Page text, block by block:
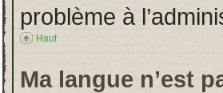
problème à
Haut
Ma langue n’est